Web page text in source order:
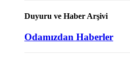
Duyuru ve Haber Arşivi
Odamızdan Haberler